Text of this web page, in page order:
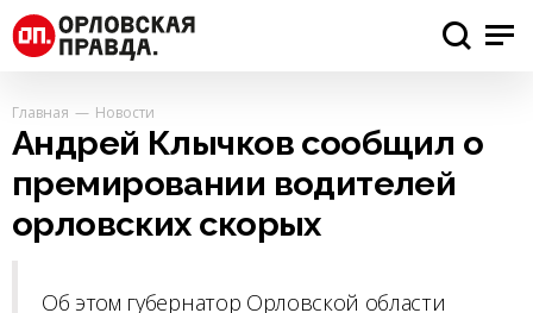
Главная Новости
Андрей Клычков сообщил о
премировании водителей
орловских скорых
Об этом губернатор Орловской области